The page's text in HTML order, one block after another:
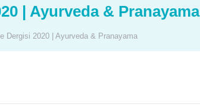
| Ayurveda & Pranayama
Dergisi 2020 | Ayurveda & Pranayama